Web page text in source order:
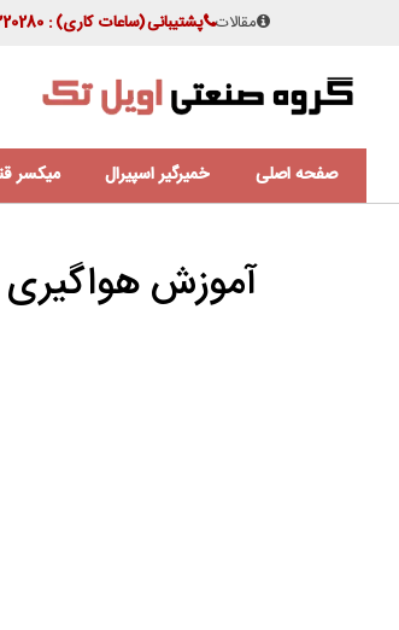
مقالات پشتیبانی(ساعات کاری): 02122220280 - 09101790036
صفحه اصلی خمیرگیر اسپیرال میکسر
آموزش هواگیری